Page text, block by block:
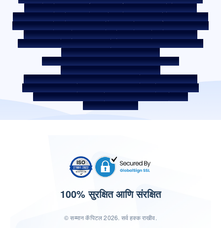
सेल नोटीस
ऑक्शन पोर्टल कुकी पॉलिसी प्रायव्हसी पॉलिसी
अटी व शर्ती
व्हिसल ब्लोअर पॉलिसी
तक्रार पोस्ट करा तक्रार निवारण पॉलिसी
एन्व्हायरमेंट पॉलिसी
क्वॉलिटी पॉलिसी
सोशल मीडिया पॉलिसी अस्वीकृती इंटरेस्ट रेट
इंटरेस्ट रेट पॉलिसी
फी आणि अन्य शुल्क
आवश्यक डॉक्युमेंट प्रीपेमेंट शुल्क
ROI स्विच पॉलिसी
को-लेंडिंग पॉलिसी
को-लेंडिंग पार्टनरशिप
कर्जदाराचे शिक्षण - SMA/ NPA वर्गीकरण
कर्जदार जागरूकता - RBI ओम्बड्समॅन स्कीम
कर्जदार जागरूकता - प्रॉपर्टी डॉक्युमेंट्स हस्तांतरणाची प्रक्रिया
कॉर्पोरेट गव्हर्नन्स वरील अंतर्गत मार्गदर्शक तत्त्वे
SARFAESI कायदा 2002 अंतर्गत सुरक्षित मालमत्ता
बंद केलेले सर्व्हिस प्रदाता
डिजिटल सोर्सिंग पार्टनर
लिक्विडिटी रिस्क वरील डिस्क्लोजर
डिजिटल सर्व्हिसेस
सीकेवायसी जागरूकता व्हिडिओ
सीकेवायसी जागरुकता फोटो
CSR
भारतातील होम लोकेशन
100% सुरक्षित आणि संरक्षित
© सम्मान कॅपिटल 2026. सर्व हक्क राखीव.